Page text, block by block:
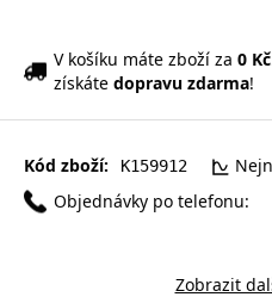
V košíku máte zboží za 0 Kč
získáte dopravu zdarma!
Kód zboží: K159912
Objednávky po telefonu:
Zobrazit